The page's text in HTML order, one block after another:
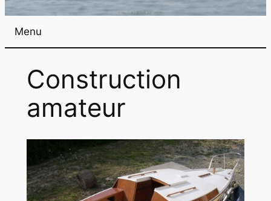
Menu
Construction
amateur